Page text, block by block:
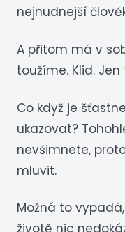
nejnudnejší
A přitom má v
toužíme. Klid.
Co když je
ukazovat?
nevšimnete,
mluvit.
Možná to